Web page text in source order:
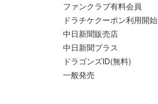
ファンクラブ有料会員
ドラチケクーポン利用開始
中日新聞販売店
中日新聞プラス
ドラゴンズID(無料)
一般発売